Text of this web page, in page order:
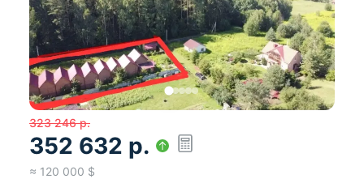
323 246 р.
352 632 р.
≈ 120 000 $